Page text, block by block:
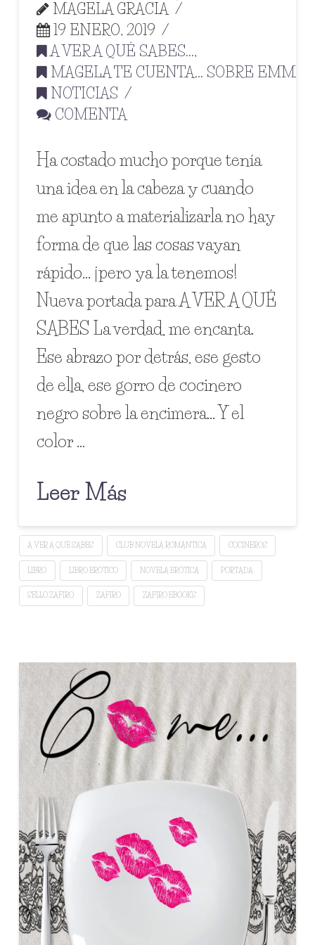
MAGELA GRACIA
19 ENERO, 2019
A VER A QUÉ SABES...,
MAGELA TE CUENTA... SOBRE EMMA
NOTICIAS
COMENTA
Ha costado mucho porque tenía
una idea en la cabeza y cuando
me apunto a materializarla no hay
forma de que las cosas vayan
rápido… ¡pero ya la tenemos!
Nueva portada para A VER A QUÉ
SABES La verdad, me encanta.
Ese abrazo por detrás, ese gesto
de ella, ese gorro de cocinero
negro sobre la encimera… Y el
color …
Leer Más
A VER A QUÉ SABES CLUB NOVELA ROMÁNTICA COCINEROS
LIBRO LIBRO ERÓTICO NOVELA ERÓTICA PORTADA
SELLO ZAFIRO ZAFIRO ZAFIRO EBOOKS